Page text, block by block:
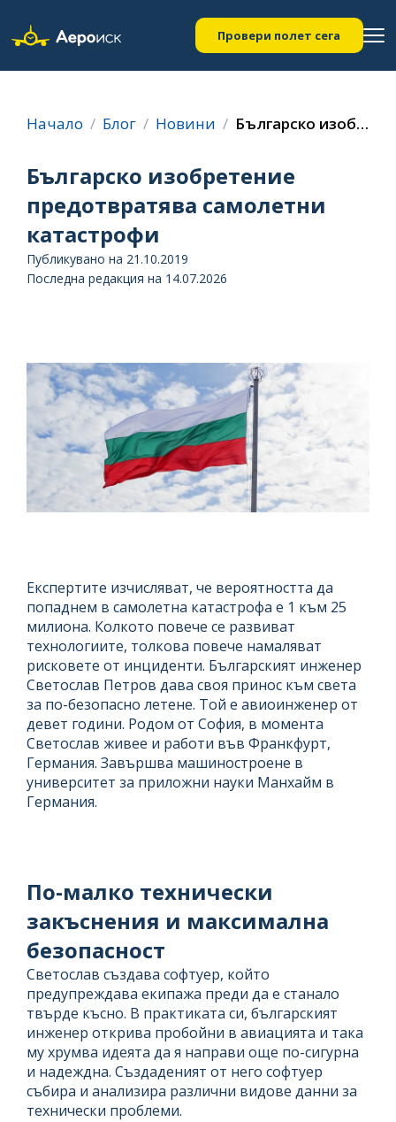
Провери полет сега
Начало Блог Новини Българско изобретение предотвратява самолетни катастрофи
Българско изобретение
предотвратява самолетни
катастрофи
Публикувано на 21.10.2019
Последна редакция на 14.07.2026
Експертите изчисляват, че вероятността да
попаднем в самолетна катастрофа е 1 към 25
милиона. Колкото повече се развиват
технологиите, толкова повече намаляват
рисковете от инциденти. Българският инженер
Светослав Петров дава своя принос към света
за по-безопасно летене. Той е авиоинженер от
девет години. Родом от София, в момента
Светослав живее и работи във Франкфурт,
Германия. Завършва машиностроене в
университет за приложни науки Манхайм в
Германия.
По-малко технически
закъснения и максимална
безопасност
Светослав създава софтуер, който
предупреждава екипажа преди да е станало
твърде късно. В практиката си, българският
инженер открива пробойни в авиацията и така
му хрумва идеята да я направи още по-сигурна
и надеждна. Създаденият от него софтуер
събира и анализира различни видове данни за
технически проблеми.